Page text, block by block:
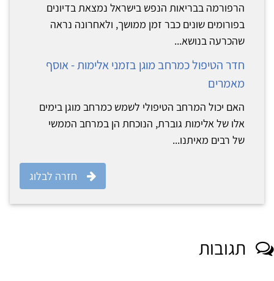
הרפורמה בבריאות הנפש בישראל נמצאת בדיונים
בפורומים שונים כבר זמן ממושך, ולאחרונה נראה
שהכרעה בנושא...
חדר הטיפול כמרחב מוגן בזמני אלימות - אוסף
מאמרים
האם יכול המרחב הטיפולי לשמש כמרחב מוגן בימים
אלו של אלימות גוברת, הנוכחת הן במרחב הממשי
של רבים מאיתנו...
חזרה לבלוג